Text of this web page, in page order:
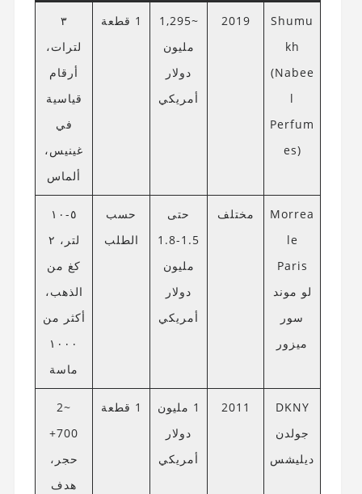
Shumu
kh
(Nabee
l
Perfum
es)
2019
~1,295
مليون
دولار
أمريكي
1 قطعة
٣
لترات،
أرقام
قياسية
في
غينيس،
ألماس
Morrea
le
Paris
لو موند
سور
ميزور
مختلف
حتى
1.5-1.8
مليون
دولار
أمريكي
حسب
الطلب
٥-١٠
لتر، ٢
كغ من
الذهب،
أكثر من
١٠٠٠
ماسة
DKNY
جولدن
ديليشس
2011
1 مليون
دولار
أمريكي
1 قطعة
~2
700+
حجر،
هدف